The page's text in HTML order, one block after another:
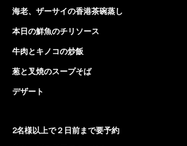
海老、ザーサイの香港茶碗蒸し
本日の鮮魚のチリソース
牛肉とキノコの炒飯
葱と叉焼のスープそば
デザート
2名様以上で２日前まで要予約